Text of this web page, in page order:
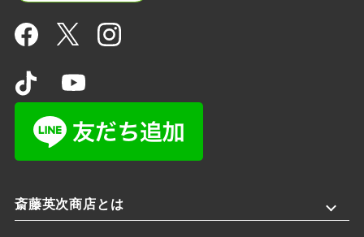
斎藤英次商店とは